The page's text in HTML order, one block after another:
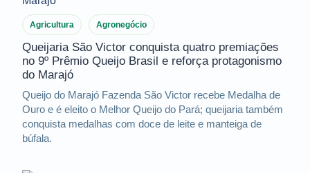
Agricultura Agronegócio
Queijaria São Victor conquista quatro premiações
no 9º Prêmio Queijo Brasil e reforça protagonismo
do Marajó
Queijo do Marajó Fazenda São Victor recebe Medalha de
Ouro e é eleito o Melhor Queijo do Pará; queijaria também
conquista medalhas com doce de leite e manteiga de
búfala.